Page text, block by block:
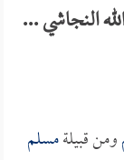
النجاشي ...
ومن قبيلةمسلم